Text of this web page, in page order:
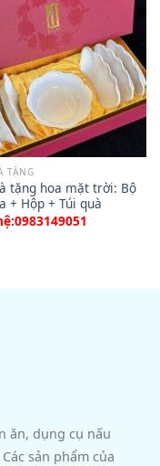
TẶNG
tặng hoa mặt trời: Bộ
+ Hộp + Túi quà
ăn, dụng cụ nấu
sản phẩm của